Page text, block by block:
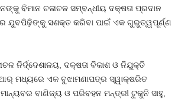
ବିମାନ ଚଳାଚଳ ସମ୍ବନ୍ଧୀୟ ଦକ୍ଷତା ପ୍ରଦାନ
ଯୁବପିଢ଼ିଙ୍କୁ ସଶକ୍ତ କରିବା ପାଇଁ ଏକ ଗୁରୁତ୍ୱପୂର୍ଣ୍ଣ
ନିର୍ଦ୍ଦେଶାଳୟ, ଦକ୍ଷତା ବିକାଶ ଓ ନିଯୁକ୍ତି
ମଧ୍ୟରେ ଏକ ବୁଝାମଣାପତ୍ର ସ୍ୱାକ୍ଷରିତ
ବାଣିଜ୍ୟ ଓ ପରିବହନ ମନ୍ତ୍ରୀ ଟୁକୁନି ସାହୁ,